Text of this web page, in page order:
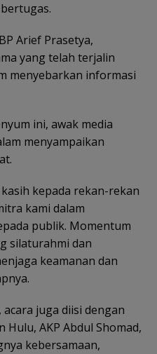
Arief Prasetya,
yang telah terjalin
menyebarkan informasi
ini, awak media
menyampaikan
kepada rekan-rekan
kami dalam
publik. Momentum
silaturahmi dan
keamanan dan
juga diisi dengan
AKP Abdul Shomad,
kebersamaan,